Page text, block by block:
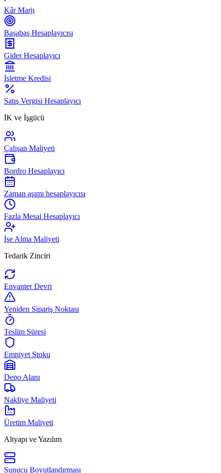
Kâr Marjı
Başabaş Hesaplayıcısı
Gider Hesaplayıcı
İşletme Kredisi
Satış Vergisi Hesaplayıcı
İK ve İşgücü
Çalışan Maliyeti
Bordro Hesaplayıcı
Zaman aşımı hesaplayıcısı
Fazla Mesai Hesaplayıcı
İşe Alma Maliyeti
Tedarik Zinciri
Envanter Devri
Yeniden Sipariş Noktası
Teslim Süresi
Emniyet Stoku
Depo Alanı
Nakliye Maliyeti
Üretim Maliyeti
Altyapı ve Yazılım
Sunucu Boyutlandırması